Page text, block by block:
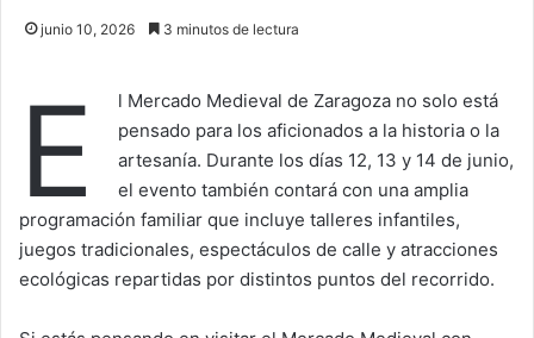
junio 10, 2026 3 minutos de lectura
E
l Mercado Medieval de Zaragoza no solo está
pensado para los aficionados a la historia o la
artesanía. Durante los días 12, 13 y 14 de junio,
el evento también contará con una amplia
programación familiar que incluye talleres infantiles,
juegos tradicionales, espectáculos de calle y atracciones
ecológicas repartidas por distintos puntos del recorrido.